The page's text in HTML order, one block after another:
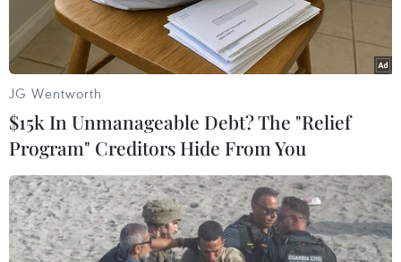
JG Wentworth
$15k In Unmanageable Debt? The "Relief
Program" Creditors Hide From You